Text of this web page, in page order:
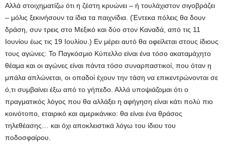
Αλλά στοιχηματίζω ότι η ζέστη κρυώνει – ή τουλάχιστον σιγοβράζει
– μόλις ξεκινήσουν τα ίδια τα παιχνίδια. (Έντεκα πόλεις θα δουν
δράση, συν τρεις στο Μεξικό και δύο στον Καναδά, από τις 11
Ιουνίου έως τις 19 Ιουλίου.) Εν μέρει αυτό θα οφείλεται στους ίδιους
τους αγώνες: Το Παγκόσμιο Κύπελλο είναι ένα τόσο ακαταμάχητο
θέαμα και οι αγώνες είναι πάντα τόσο συναρπαστικοί, που όταν η
μπάλα απλώνεται, οι οπαδοί έχουν την τάση να επικεντρώνονται σε
ό,τι συμβαίνει έξω από το γήπεδο. Αλλά υποψιάζομαι ότι ο
πραγματικός λόγος που θα αλλάξει η αφήγηση είναι κάτι πολύ πιο
κοινότοπο, εταιρικό και αμερικάνικο: θα είναι ένα θράσος
τηλεθέασης… και όχι αποκλειστικά λόγω του ίδιου του
ποδοσφαίρου.